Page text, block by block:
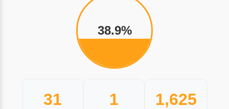
38.9%
31 1 1,625